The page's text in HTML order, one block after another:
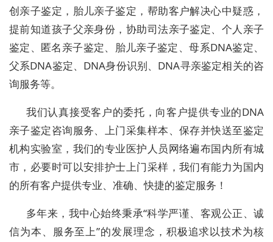
创亲子鉴定，胎儿亲子鉴定，帮助客户解决心中疑惑，
提前知道孩子父亲身份，协助司法亲子鉴定、个人亲子
鉴定、匿名亲子鉴定、胎儿亲子鉴定、母系DNA鉴定、
父系DNA鉴定、DNA身份识别、DNA寻亲鉴定相关的咨
询服务等。
我们认真接受客户的委托，向客户提供专业的DNA
亲子鉴定咨询服务、上门采集样本、保存并快送至鉴定
机构实验室，我们的专业医护人员网络遍布国内所有城
市，必要时可以安排护士上门采样，我们有能力为国内
的所有客户提供专业、准确、快捷的鉴定服务！
多年来，我中心始终秉承“科学严谨、客观公正、诚
信为本、服务至上”的发展理念，积极追求以技术为核